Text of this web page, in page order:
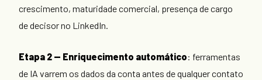
crescimento, maturidade comercial, presença de cargo
de decisor no LinkedIn.
Etapa 2 — Enriquecimento automático: ferramentas
de IA varrem os dados da conta antes de qualquer contato